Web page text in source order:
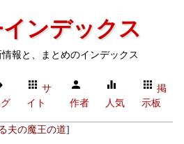
ンデックス
報と、まとめのインデックス
サ
イト
作者 人気
掲
示板
夫の魔王の道]